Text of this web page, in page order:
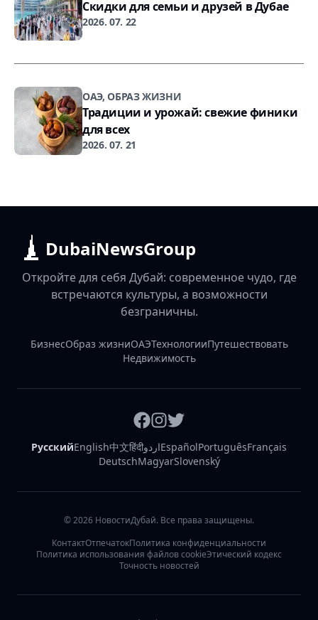
Скидки для семьи и друзей в Дубае
2026. 07. 22
ОАЭ, ОБРАЗ ЖИЗНИ
Традиции и урожай: свежие финики
для всех
2026. 07. 21
DubaiNewsGroup
Откройте для себя Дубай: современное чудо, где
встречаются культуры, а возможности
безграничны.
БизнесОбраз жизниОАЭТехнологииПутешествовать
Недвижимость
РусскийEnglish中文हिंदीاردوEspañolPortuguêsFrançais
DeutschMagyarSlovenský
©2026 НовостиДубай. Все права защищены.
КонтактОтпечатокПолитика конфиденциальности
Политика использования файлов cookieЭтический кодекс
Точность новостей